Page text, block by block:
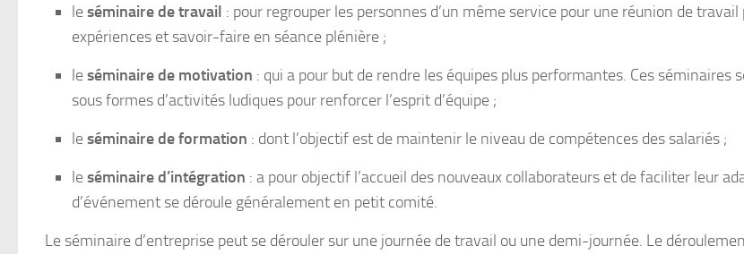
leséminaire de travail : pour regrouper les personnes d’un même service pour une réunion de
expériences et savoir-faire en séance plénière ;
leséminaire de motivation : qui a pour but de rendre les équipes plus performantes. Ces séminaires
sous formes d’activités ludiques pour renforcer l’esprit d’équipe ;
leséminaire de formation : dont l’objectif est de maintenir le niveau de compétences des salariés ;
leséminaire d’intégration : a pour objectif l’accueil des nouveaux collaborateurs et de faciliter leur
d’événement se déroule généralement en petit comité.
Le séminaire d’entreprise peut se dérouler sur une journée de travail ou une demi-journée. Le